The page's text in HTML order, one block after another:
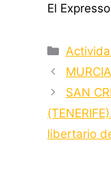
El
SAN
libertario